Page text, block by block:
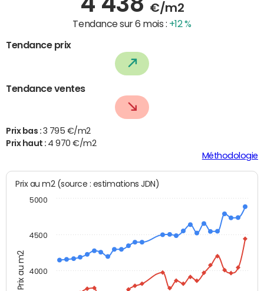
€/m2
Tendance sur 6 mois : +12 %
Tendance prix
Tendance ventes
Prix bas : 3 795 €/m2
Prix haut : 4 970 €/m2
Méthodologie
Prix au m2
Prix au m2 (source : estimations JDN)
4000
4500
5000